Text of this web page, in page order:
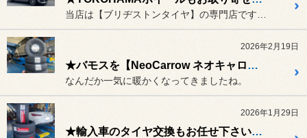
2026年2月19日
★バモスを【NeoCarrow ネオキャロ】ホイールでオシャレにスタイルアップ♪★
なんだか一気に暖かくなってきましたね。
2026年1月29日
★輸入車のタイヤ交換もお任せ下さい♪【BMW Z4】★